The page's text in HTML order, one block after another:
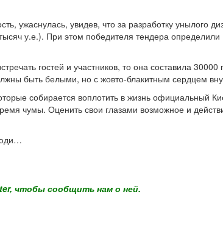
ужаснулась, увидев, что за разработку унылого
у.е.). При этом победителя тендера
гостей и участников, то она составила
быть белыми, но с жовто-блакитным сердцем
собирается воплотить в жизнь официальный
чумы. Оценить свои глазами возможное и
чтобы сообщить нам о ней.